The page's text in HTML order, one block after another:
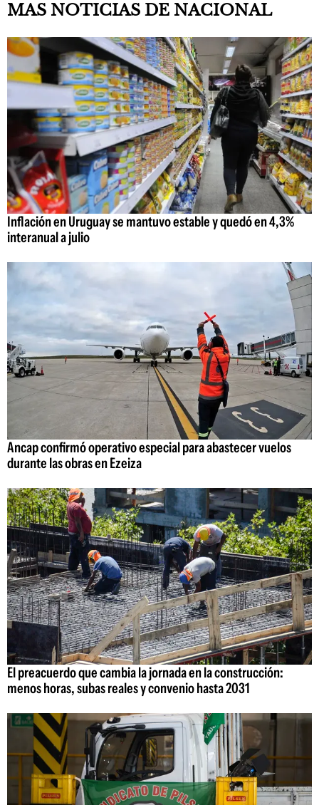
MAS NOTICIAS DE NACIONAL
Inflación en Uruguay se mantuvo estable y quedó en 4,3%
interanual a julio
Ancap confirmó operativo especial para abastecer vuelos
durante las obras en Ezeiza
El preacuerdo que cambia la jornada en la construcción:
menos horas, subas reales y convenio hasta 2031